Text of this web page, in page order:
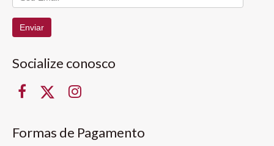
Enviar
Socialize conosco
Formas de Pagamento